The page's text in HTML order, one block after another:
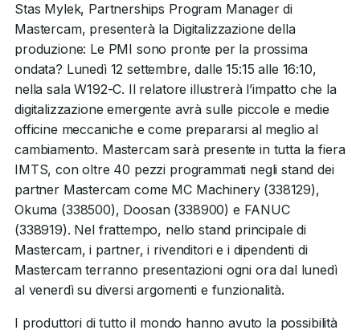
Stas Mylek, Partnerships Program Manager di
Mastercam, presenterà la Digitalizzazione della
produzione: Le PMI sono pronte per la prossima
ondata? Lunedì 12 settembre, dalle 15:15 alle 16:10,
nella sala W192-C. Il relatore illustrerà l’impatto che la
digitalizzazione emergente avrà sulle piccole e medie
officine meccaniche e come prepararsi al meglio al
cambiamento. Mastercam sarà presente in tutta la fiera
IMTS, con oltre 40 pezzi programmati negli stand dei
partner Mastercam come MC Machinery (338129),
Okuma (338500), Doosan (338900) e FANUC
(338919). Nel frattempo, nello stand principale di
Mastercam, i partner, i rivenditori e i dipendenti di
Mastercam terranno presentazioni ogni ora dal lunedì
al venerdì su diversi argomenti e funzionalità.
I produttori di tutto il mondo hanno avuto la possibilità